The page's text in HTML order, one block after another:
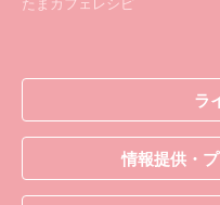
たまカフェレシピ
ラ
情報提供・